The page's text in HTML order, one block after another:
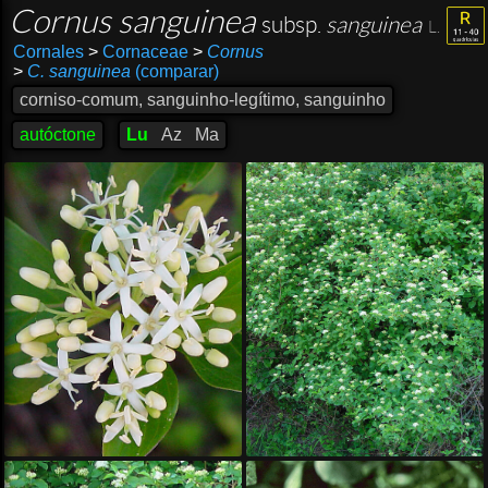
Cornus sanguinea subsp. sanguinea
Cornales >Cornaceae > Cornus
> C. sanguinea (comparar)
corniso-comum, sanguinho-legítimo, sanguinho
autóctone
Lu Az Ma